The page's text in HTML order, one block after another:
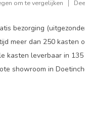
om te vergelijken
bezorging
meer dan 250 kasten
kasten leverbaar in 135
showroom in